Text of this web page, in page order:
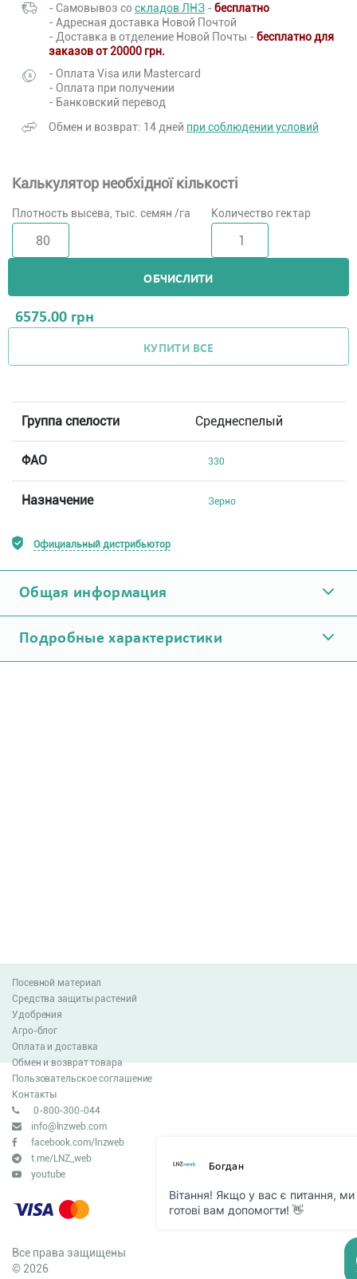
- Самовывоз соскладов ЛНЗ - бесплатно
- Адресная доставка Новой Почтой
- Доставка в отделение Новой Почты - бесплатно для
заказов от 20000 грн.
- Оплата Visa или Mastercard
- Оплата при получении
- Банковский перевод
Обмен и возврат: 14 дней при соблюдении условий
Калькулятор необхідної кількості
Плотность высева, тыс. семян /га Количество гектар
ОБЧИСЛИТИ
6575.00 грн
КУПИТИ ВСЕ
Группа спелости Среднеспелый
ФАО 330
Назначение Зерно
Официальный дистрибьютор
Общая информация
Подробные характеристики
Посевной материал
Средства защиты растений
Удобрения
Агро-блог
Оплата и доставка
Обмен и возврат товара
Пользовательское соглашение
Контакты
0-800-300-044
info@lnzweb.com
facebook.com/lnzweb
t.me/LNZ_web
youtube
Все права защищены
© 2026